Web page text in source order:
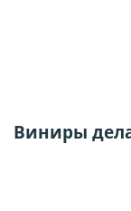
Виниры